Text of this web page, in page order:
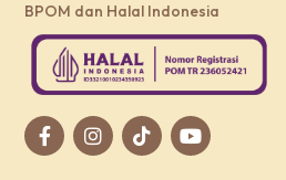
BPOM dan Halal Indonesia